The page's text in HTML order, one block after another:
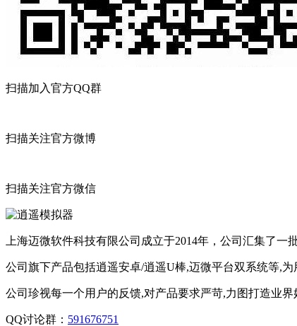
扫描加入官方QQ群
扫描关注官方微博
扫描关注官方微信
上海迈微软件科技有限公司成立于2014年，公司汇集了
公司旗下产品包括逍遥安卓/逍遥U棒,迈微平台双系统等,
公司珍视每一个用户的反馈,对产品要求严苛,力图打造业界
QQ讨论群： 591676751